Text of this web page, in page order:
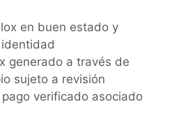
en buen estado y
generado a través de
sujeto a revisión
verificado asociado